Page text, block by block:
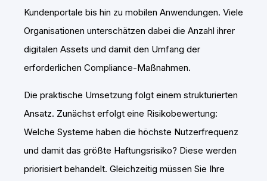
Kundenportale bis hin zu mobilen Anwendungen. Viele
Organisationen unterschätzen dabei die Anzahl ihrer
digitalen Assets und damit den Umfang der
erforderlichen Compliance-Maßnahmen.
Die praktische Umsetzung folgt einem strukturierten
Ansatz. Zunächst erfolgt eine Risikobewertung:
Welche Systeme haben die höchste Nutzerfrequenz
und damit das größte Haftungsrisiko? Diese werden
priorisiert behandelt. Gleichzeitig müssen Sie Ihre